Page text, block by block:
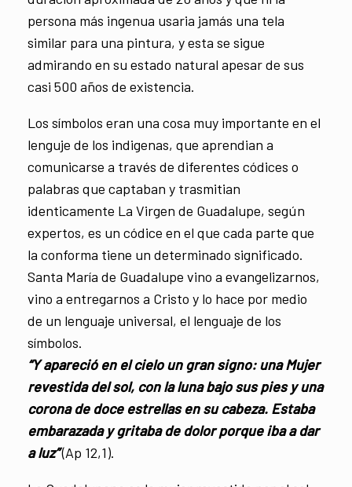
persona más ingenua usaria jamás una tela
similar para una pintura, y esta se sigue
admirando en su estado natural apesar de sus
casi 500 años de existencia.
Los símbolos eran una cosa muy importante en el
lenguje de los indigenas, que aprendian a
comunicarse a través de diferentes códices o
palabras que captaban y trasmitian
identicamente La Virgen de Guadalupe, según
expertos, es un códice en el que cada parte que
la conforma tiene un determinado significado.
Santa María de Guadalupe vino a evangelizarnos,
vino a entregarnos a Cristo y lo hace por medio
de un lenguaje universal, el lenguaje de los
símbolos.
“Y apareció en el cielo un gran signo: una Mujer
revestida del sol, con la luna bajo sus pies y una
corona de doce estrellas en su cabeza. Estaba
embarazada y gritaba de dolor porque iba a dar
a luz”(Ap 12,1).